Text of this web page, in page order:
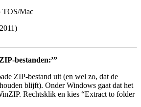
TOS/Mac
bestanden:
ZIP-bestand uit (en wel zo, dat de
blijft). Onder Windows gaat dat het
Rechtsklik en kies
Extract to folder